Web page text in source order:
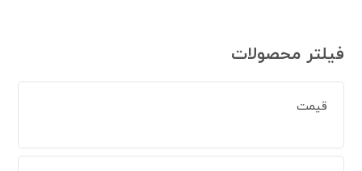
فیلتر محصولات
قیمت